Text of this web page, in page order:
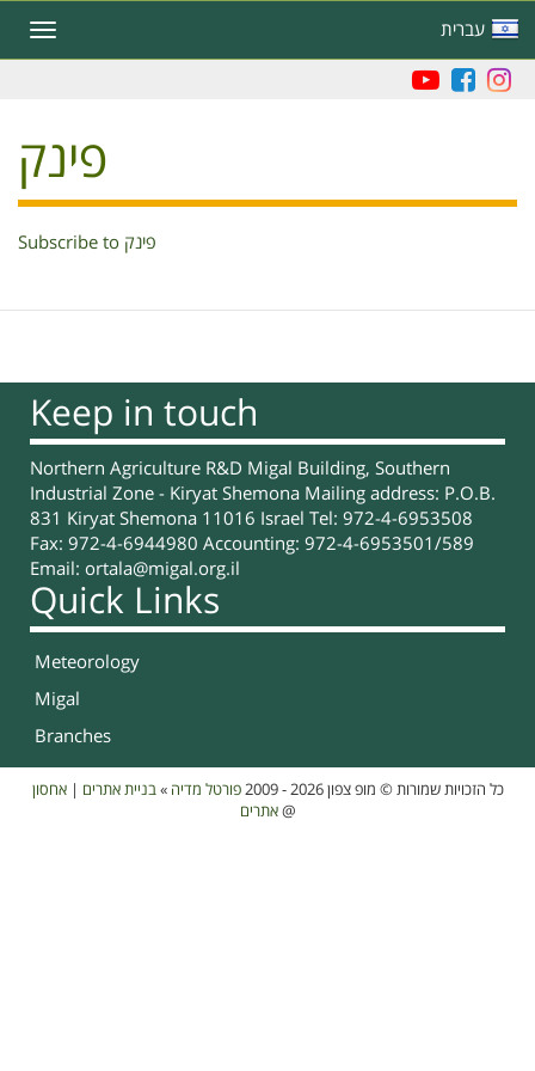
main
עברית
Toggle
navigation
פינק
Subscribe to פינק
Keep in touch
Northern Agriculture R&D Migal Building, Southern
Industrial Zone - Kiryat Shemona Mailing address: P.O.B.
831 Kiryat Shemona 11016 Israel Tel: 972-4-6953508
Fax: 972-4-6944980 Accounting: 972-4-6953501/589
Email: ortala@migal.org.il
Quick Links
Meteorology
Migal
Branches
כל הזכויות שמורות © מופ צפון 2026 - 2009 פורטל מדיה »בניית אתרים |אחסון
אתרים@